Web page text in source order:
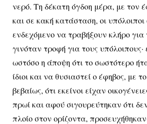
νερό. Τη δέκατη όγδοη μέρα, με τον
και σε κακή κατάσταση, οι
ενδεχόμενο να τραβήξουν κλήρο για
γινόταν τροφή για τους υπόλοιπους·
ωστόσο η άποψη ότι το σωστότερο
ίδιοι και να θυσιαστεί ο έφηβος, με
βεβαίως, ότι εκείνοι είχαν
πρωί και αφού σιγουρεύτηκαν ότι
πλοίο στον ορίζοντα,